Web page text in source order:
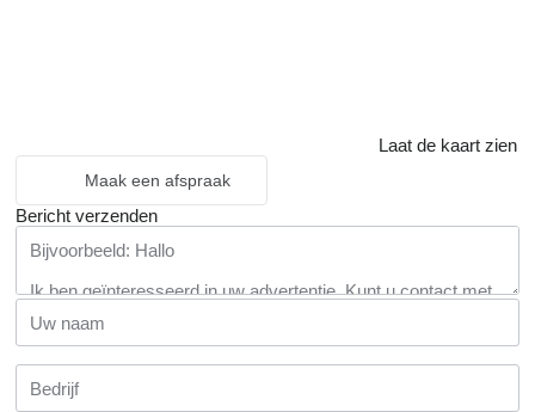
Laat de kaart zien
Maak een afspraak
Bericht verzenden